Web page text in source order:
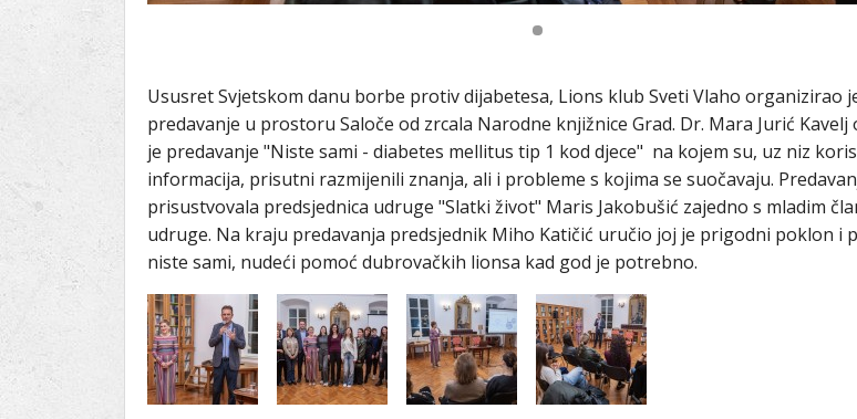
Ususret Svjetskom danu borbe protiv dijabetesa, Lions klub Sveti Vlaho organizirao
predavanje u prostoru Saloče od zrcala Narodne knjižnice Grad. Dr. Mara Jurić Kavelj
je predavanje "Niste sami - diabetes mellitus tip 1 kod djece" na kojem su, uz niz
informacija, prisutni razmijenili znanja, ali i probleme s kojima se suočavaju.
prisustvovala predsjednica udruge "Slatki život" Maris Jakobušić zajedno s mladim
udruge. Na kraju predavanja predsjednik Miho Katičić uručio joj je prigodni poklon i
niste sami, nudeći pomoć dubrovačkih lionsa kad god je potrebno.